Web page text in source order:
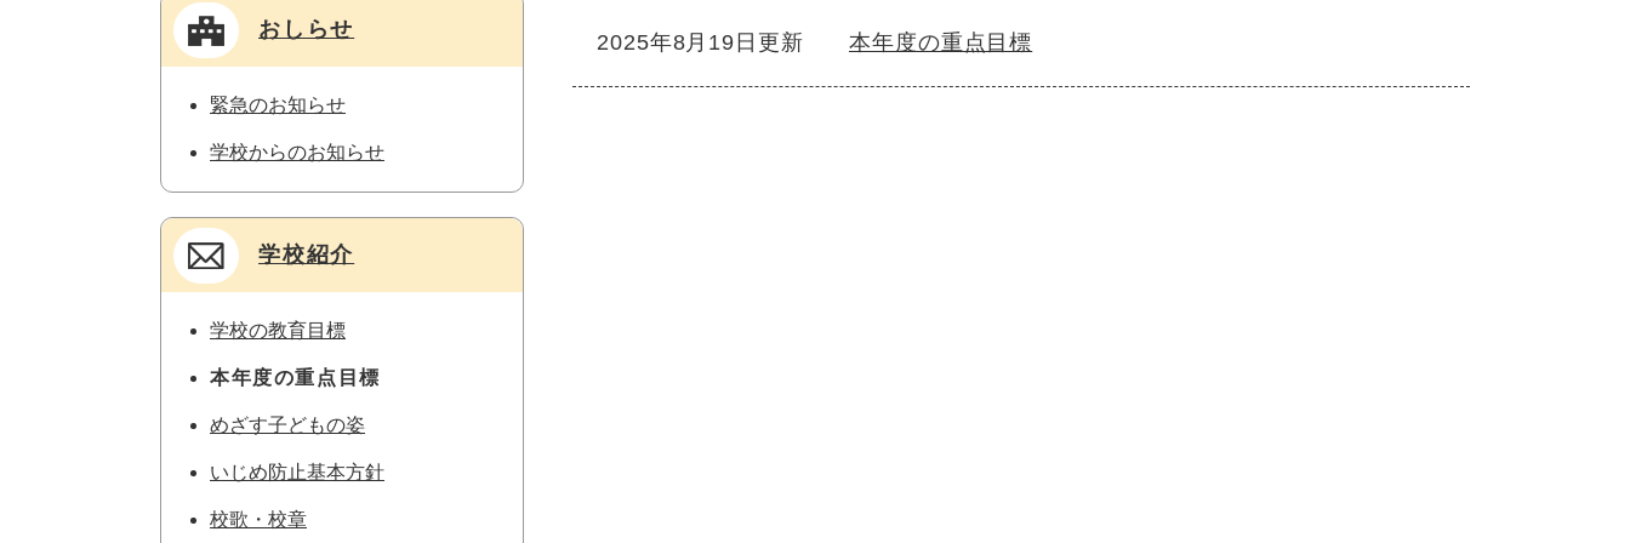
2025年8月19日更新 本年度の重点目標
おしらせ
緊急のお知らせ
学校からのお知らせ
学校紹介
学校の教育目標
本年度の重点目標
めざす子どもの姿
いじめ防止基本方針
校歌・校章